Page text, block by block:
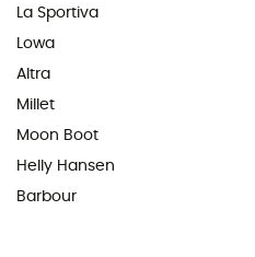
La Sportiva
Lowa
Altra
Millet
Moon Boot
Helly Hansen
Barbour